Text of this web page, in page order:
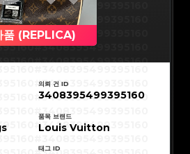
#3066123689299189
#3066123689299189
#3066123689299189
#3066123689299189
#3066123689299189
#3066123689299189
#3066123689299189
#3066123689299189
#3066123689299189
#3066123689299189
#3066123689299189
#3066123689299189
#3066123689299189
#3066123689299189
#3066123689299189
#3066123689299189
#3408395499395160
#3408395499395160
#3408395499395160
#3408395499395160
#3408395499395160
#3408395499395160
#3408395499395160
#3408395499395160
#3408395499395160
#3408395499395160
품 (REPLICA)
#3408395499395160
#3408395499395160
#3408395499395160
#3408395499395160
의뢰 건 ID
3408395499395160
품목 브랜드
Louis Vuitton
태그 ID